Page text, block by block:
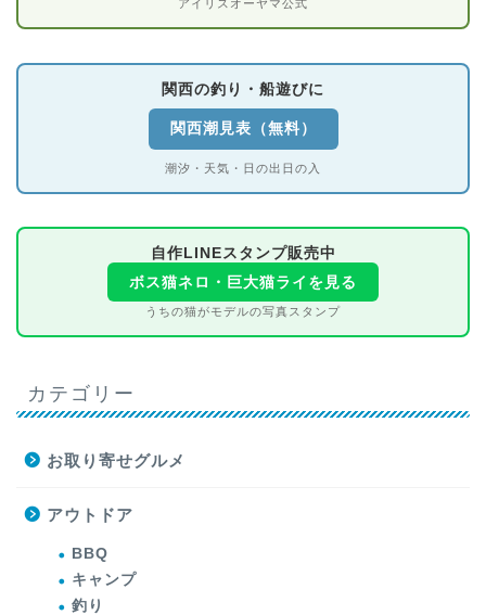
アイリスオーヤマ公式
関西の釣り・船遊びに
関西潮見表（無料）
潮汐・天気・日の出日の入
自作LINEスタンプ販売中
ボス猫ネロ・巨大猫ライを見る
うちの猫がモデルの写真スタンプ
カテゴリー
お取り寄せグルメ
アウトドア
BBQ
キャンプ
釣り